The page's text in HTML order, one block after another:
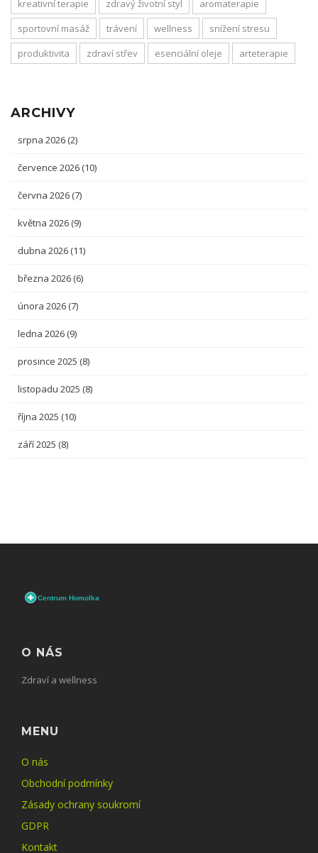
kreativní terapie
zdravý životní styl
aromaterapie
sportovní masáž
trávení wellness
snížení stresu
produktivita
zdraví střev esenciální oleje arteterapie
ARCHIVY
srpna 2026 (2)
července 2026 (10)
června 2026 (7)
května 2026 (9)
dubna 2026 (11)
března 2026 (6)
února 2026 (7)
ledna 2026 (9)
prosince 2025 (8)
listopadu 2025 (8)
října 2025 (10)
září 2025 (8)
O NÁS
Zdraví a wellness
MENU
O nás
Obchodní podmínky
Zásady ochrany soukromí
GDPR
Kontakt